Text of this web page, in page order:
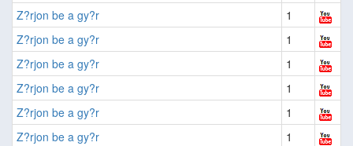
Z?rjon be a gy?r
1
Z?rjon be a gy?r
1
Z?rjon be a gy?r
1
Z?rjon be a gy?r
1
Z?rjon be a gy?r
1
Z?rjon be a gy?r
1